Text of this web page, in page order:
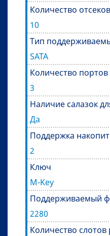
Количество
10
Тип
SATA
Количество
3
Наличие салазок
Да
Поддержка
2
Ключ
M-Key
Поддерживаемый
2280
Количество